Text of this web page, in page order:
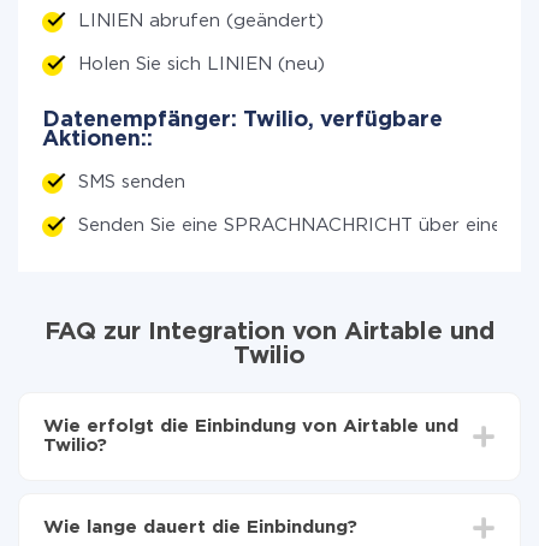
LINIEN abrufen (geändert)
Holen Sie sich LINIEN (neu)
Datenempfänger: Twilio, verfügbare
Aktionen::
SMS senden
Senden Sie eine SPRACHNACHRICHT über einen
FAQ zur Integration von Airtable und
Twilio
Wie erfolgt die Einbindung von Airtable und
Twilio?
übertragen
Wie lange dauert die Einbindung?